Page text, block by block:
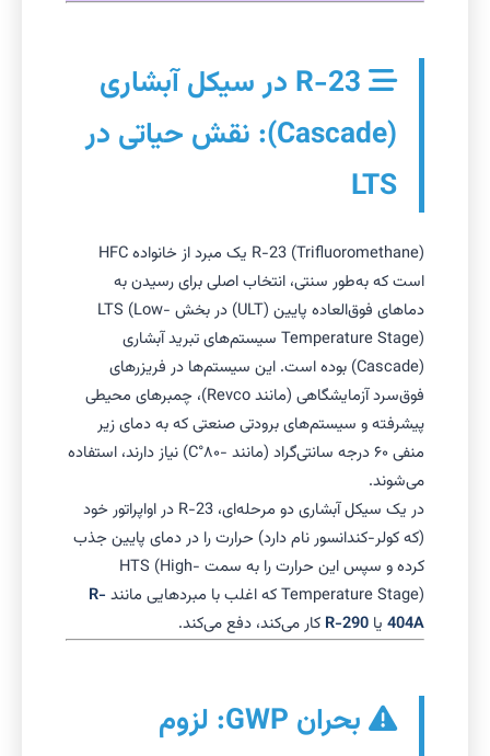
R-23 در سیکل آبشاری
(Cascade): نقش حیاتی در
LTS
R-23 (Trifluoromethane) یک مبرد از خانواده HFC
است که به‌طور سنتی، انتخاب اصلی برای رسیدن به
دماهای فوق‌العاده پایین (ULT) در بخش LTS (Low-
Temperature Stage) سیستم‌های تبرید آبشاری
(Cascade) بوده است. این سیستم‌ها در فریزرهای
فوق‌سرد آزمایشگاهی (مانند Revco)، چمبرهای محیطی
پیشرفته و سیستم‌های برودتی صنعتی که به دمای زیر
منفی ۶۰ درجه سانتی‌گراد (مانند -۸۰°C) نیاز دارند، استفاده
می‌شوند.
در یک سیکل آبشاری دو مرحله‌ای، R-23 در اواپراتور خود
(که کولر-کندانسور نام دارد) حرارت را در دمای پایین جذب
کرده و سپس این حرارت را به سمت HTS (High-
Temperature Stage) که اغلب با مبردهایی مانند
R-
404A یا R-290 کار می‌کند، دفع می‌کند.
بحران GWP: لزوم